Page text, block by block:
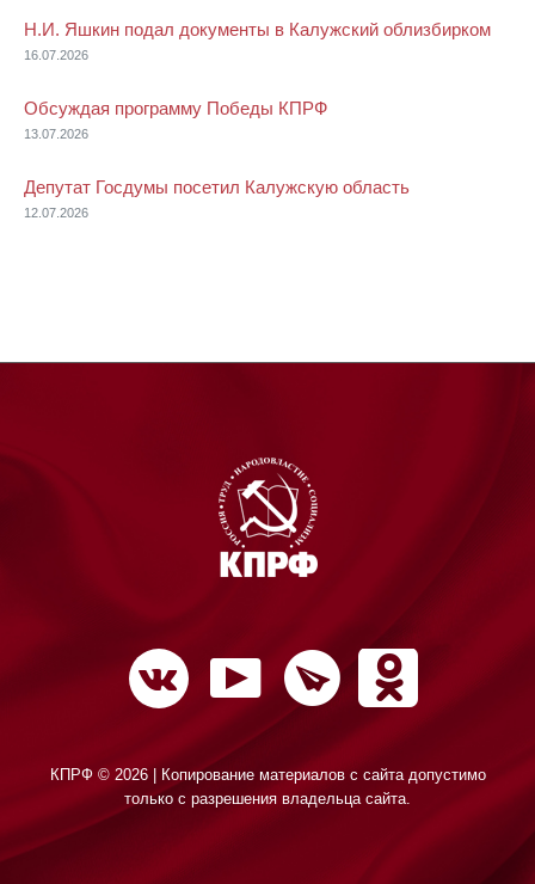
Н.И. Яшкин подал документы в Калужский облизбирком
16.07.2026
Обсуждая программу Победы КПРФ
13.07.2026
Депутат Госдумы посетил Калужскую область
12.07.2026
КПРФ © 2026 | Копирование материалов с сайта допустимо
только с разрешения владельца сайта.